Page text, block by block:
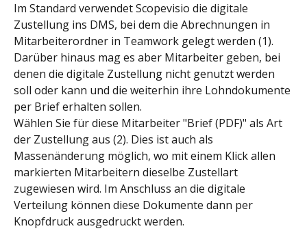
Im Standard verwendet Scopevisio die digitale
Zustellung ins DMS, bei dem die Abrechnungen in
Mitarbeiterordner in Teamwork gelegt werden (1).
Darüber hinaus mag es aber Mitarbeiter geben, bei
denen die digitale Zustellung nicht genutzt werden
soll oder kann und die weiterhin ihre Lohndokumente
per Brief erhalten sollen.
Wählen Sie für diese Mitarbeiter "Brief (PDF)" als Art
der Zustellung aus (2). Dies ist auch als
Massenänderung möglich, wo mit einem Klick allen
markierten Mitarbeitern dieselbe Zustellart
zugewiesen wird. Im Anschluss an die digitale
Verteilung können diese Dokumente dann per
Knopfdruck ausgedruckt werden.